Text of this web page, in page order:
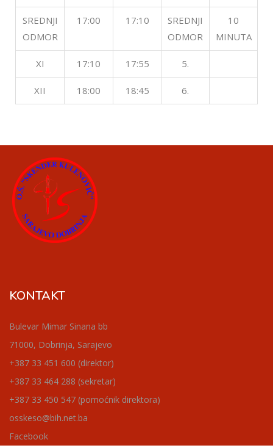
SREDNJI
ODMOR
17:00 17:10
SREDNJI
ODMOR
10
MINUTA
XI 17:10 17:55 5.
XII 18:00 18:45 6.
KONTAKT
Bulevar Mimar Sinana bb
71000, Dobrinja, Sarajevo
+387 33 451 600 (direktor)
+387 33 464 288 (sekretar)
+387 33 450 547 (pomoćnik direktora)
osskeso@bih.net.ba
Facebook